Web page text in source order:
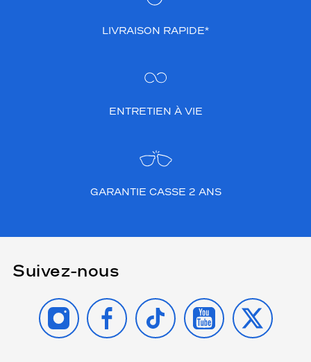
LIVRAISON RAPIDE*
ENTRETIEN À VIE
GARANTIE CASSE 2 ANS
Suivez-nous
INSTAGRAMFACEBOOK
TIKTOK YOUTUBE
X